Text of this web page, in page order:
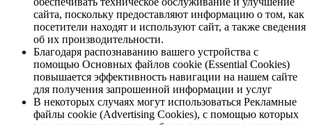
сайта, поскольку предоставляют информацию о том, как
посетители находят и используют сайт, а также сведения
об их производительности.
Благодаря распознаванию вашего устройства с
помощью Основных файлов cookie (Essential Cookies)
повышается эффективность навигации на нашем сайте
для получения запрошенной информации и услуг
В некоторых случаях могут использоваться Рекламные
файлы cookie (Advertising Cookies), с помощью которых